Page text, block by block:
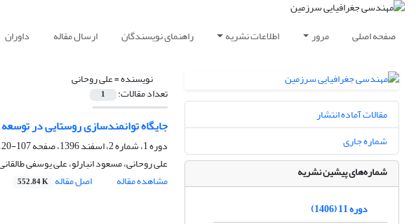
صفحه اصلی مرور اطلاعات نشریه راهنمای نویسندگان ارسال مقاله داوران
نویسنده =علی روحانی
تعداد مقالات: 1
جایگاه توانمند‌سازی روستایی در
دوره 1، شماره 2، اسفند 1396، صفحه
107-120
علی روحانی، مسعود انبارلو، علی یوسفی
مشاهده مقاله
اصل مقاله 552.84 K
مقالات آماده انتشار
شماره جاری
شماره‌های پیشین نشریه
دوره 11 (1406)